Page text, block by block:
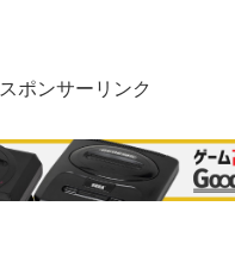
スポンサーリンク